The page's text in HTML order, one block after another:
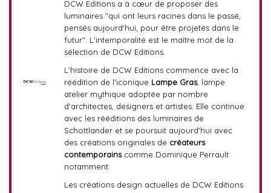
DCW Editions a à cœur de proposer des
luminaires "qui ont leurs racines dans le passé,
pensés aujourd'hui, pour être projetés dans le
futur". L'intemporalité est le maître mot de la
sélection de DCW Editions.
L'histoire de DCW Editions commence avec la
réédition de l'iconique Lampe Gras, lampe
atelier mythique adoptée par nombre
d'architectes, designers et artistes. Elle continue
avec les rééditions des luminaires de
Schottlander et se poursuit aujourd'hui avec
des créations originales de créateurs
contemporainscomme Dominique Perrault
notamment.
Les créations design actuelles de DCW Editions